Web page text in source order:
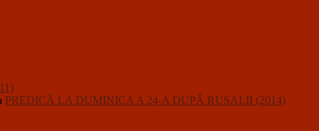
PREDICĂ LA DUMINICA A 24-A DUPĂ RUSALII (2014)